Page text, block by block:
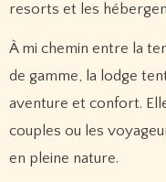
resorts et les
À mi chemin entre la
de gamme, la lodge
aventure et confort.
couples ou les
en pleine nature.